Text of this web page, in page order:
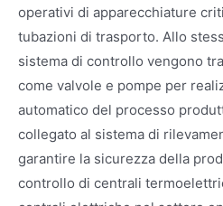
operativi di apparecchiature
tubazioni di trasporto. Allo
sistema di controllo vengono
come valvole e pompe per
automatico del processo
collegato al sistema di
garantire la sicurezza della
controllo di centrali